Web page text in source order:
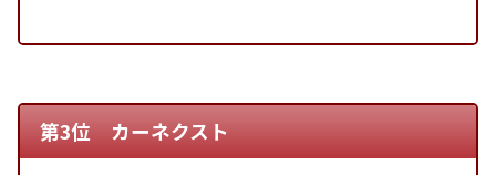
第3位 カーネクスト